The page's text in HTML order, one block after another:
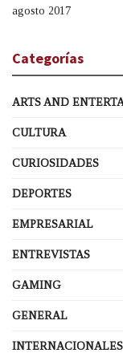
agosto 2017
Categorías
ARTS AND
CULTURA
CURIOSIDADES
DEPORTES
EMPRESARIAL
ENTREVISTAS
GAMING
GENERAL
INTERNACIONALES